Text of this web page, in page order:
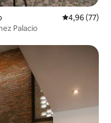
4,96 de uma
4,96 (77)
Palacio